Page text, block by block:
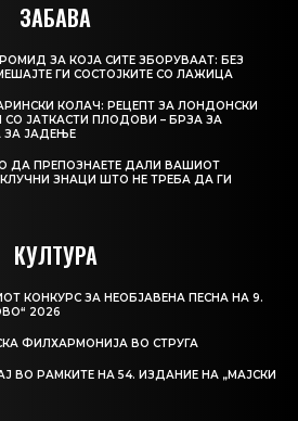
ЗАБАВА
ЗА КОЈА СИТЕ ЗБОРУВААТ: БЕЗ
ГИ СОСТОЈКИТЕ СО ЛАЖИЦА
КОЛАЧ: РЕЦЕПТ ЗА ЛОНДОНСКИ
ЈАТКАСТИ ПЛОДОВИ – БРЗА ЗА
ЗА ЈАДЕЊЕ
ДА ПРЕПОЗНАЕТЕ ДАЛИ ВАШИОТ
ЗНАЦИ ШТО НЕ ТРЕБА ДА ГИ
КУЛТУРА
КОНКУРС ЗА НЕОБЈАВЕНА ПЕСНА НА 9.
2026
ФИЛХАРМОНИЈА ВО СТРУГА
ВО РАМКИТЕ НА 54. ИЗДАНИЕ НА „МАЈСКИ